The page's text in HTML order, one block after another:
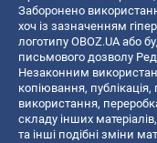
Заборонено
хоч із зазначенням
логотипу OBOZ.UA або
письмового дозволу
Незаконним
копiювання, публiкацiя,
використання,
складу інших
та інші подібні зміни